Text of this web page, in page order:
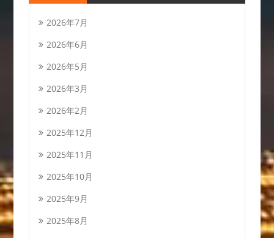
2026年7月
2026年6月
2026年5月
2026年3月
2026年2月
2025年12月
2025年11月
2025年10月
2025年9月
2025年8月